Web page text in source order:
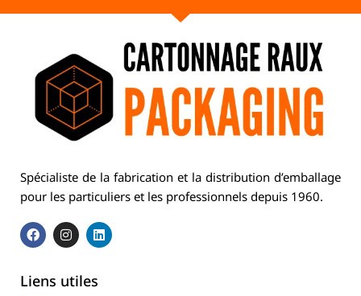
Spécialiste de la fabrication et la distribution d’emballage
pour les particuliers et les professionnels depuis 1960.
Liens utiles